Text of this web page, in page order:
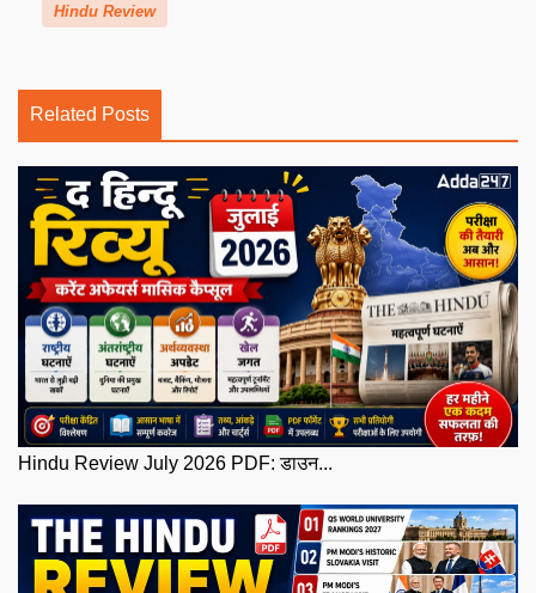
Hindu Review
Related Posts
Hindu Review July 2026 PDF: डाउन...